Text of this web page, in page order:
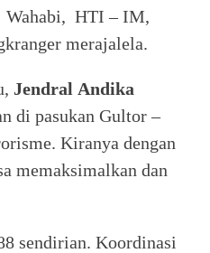
Wahabi, HTI – IM,
merajalela.
Jendral Andika
di pasukan Gultor –
Kiranya dengan
memaksimalkan dan
sendirian. Koordinasi